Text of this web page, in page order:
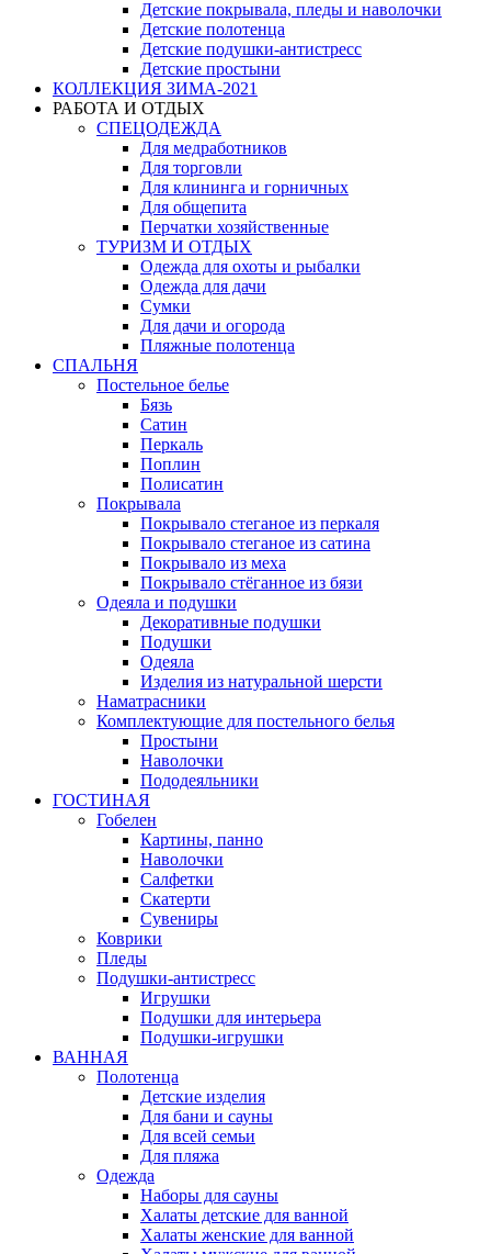
Детские покрывала, пледы и наволочки
Детские полотенца
Детские подушки-антистресс
Детские простыни
КОЛЛЕКЦИЯ ЗИМА-2021
РАБОТА И ОТДЫХ
СПЕЦОДЕЖДА
Для медработников
Для торговли
Для клининга и горничных
Для общепита
Перчатки хозяйственные
ТУРИЗМ И ОТДЫХ
Одежда для охоты и рыбалки
Одежда для дачи
Сумки
Для дачи и огорода
Пляжные полотенца
СПАЛЬНЯ
Постельное белье
Бязь
Сатин
Перкаль
Поплин
Полисатин
Покрывала
Покрывало стеганое из перкаля
Покрывало стеганое из сатина
Покрывало из меха
Покрывало стёганное из бязи
Одеяла и подушки
Декоративные подушки
Подушки
Одеяла
Изделия из натуральной шерсти
Наматраcники
Комплектующие для постельного белья
Простыни
Наволочки
Пододеяльники
ГОСТИНАЯ
Гобелен
Картины, панно
Наволочки
Салфетки
Скатерти
Сувениры
Коврики
Пледы
Подушки-антистресс
Игрушки
Подушки для интерьера
Подушки-игрушки
ВАННАЯ
Полотенца
Детские изделия
Для бани и сауны
Для всей семьи
Для пляжа
Одежда
Наборы для сауны
Халаты детские для ванной
Халаты женские для ванной